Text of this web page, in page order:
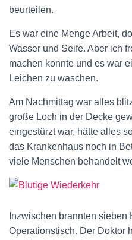
beurteilen.
Es war eine Menge Arbeit,
Wasser und Seife. Aber ich
machen konnte und es war
Leichen zu waschen.
Am Nachmittag war alles
große Loch in der Decke
eingestürzt war, hätte alles
das Krankenhaus noch in
viele Menschen behandelt
Inzwischen brannten sieben
Operationstisch. Der Doktor